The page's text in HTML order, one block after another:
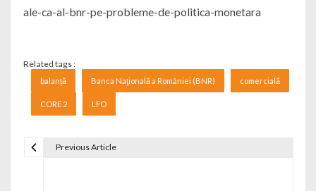
ale-ca-al-bnr-pe-probleme-de-politica-monetara
Related tags :
balanță Banca Naţională a României (BNR) comercială
CORE 2 LFO
Previous Article